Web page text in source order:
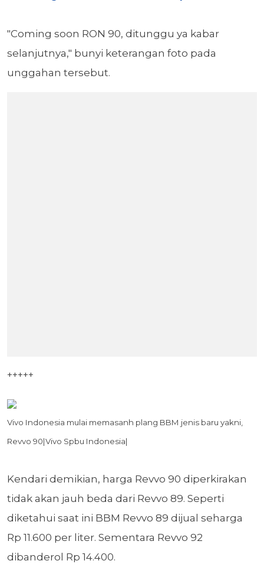
"Coming soon RON 90, ditunggu ya kabar
selanjutnya," bunyi keterangan foto pada
unggahan tersebut.
+++++
Vivo Indonesia mulai memasanh plang BBM jenis baru yakni,
Revvo 90|Vivo Spbu Indonesia|
Kendari demikian, harga Revvo 90 diperkirakan
tidak akan jauh beda dari Revvo 89. Seperti
diketahui saat ini BBM Revvo 89 dijual seharga
Rp 11.600 per liter. Sementara Revvo 92
dibanderol Rp 14.400.